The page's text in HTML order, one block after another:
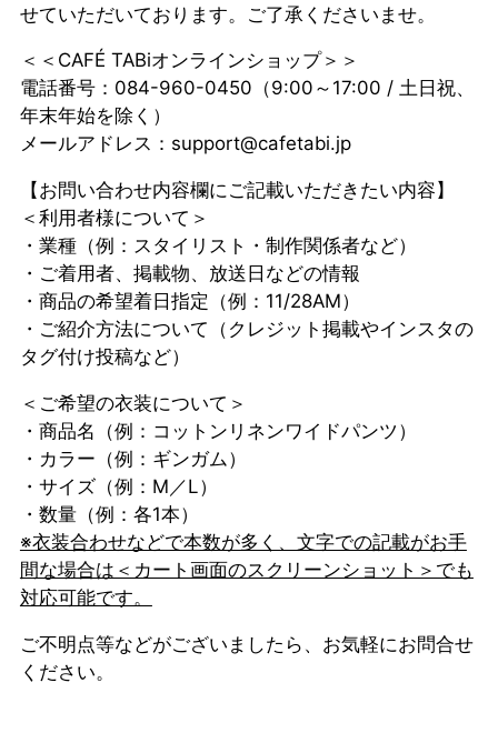
せていただいております。ご了承くださいませ。
＜＜CAFÉ TABiオンラインショップ＞＞
電話番号：084-960-0450（9:00～17:00 / 土日祝、
年末年始を除く）
メールアドレス：support@cafetabi.jp
【お問い合わせ内容欄にご記載いただきたい内容】
＜利用者様について＞
・業種（例：スタイリスト・制作関係者など）
・ご着用者、掲載物、放送日などの情報
・商品の希望着日指定（例：11/28AM）
・ご紹介方法について（クレジット掲載やインスタの
タグ付け投稿など）
＜ご希望の衣装について＞
・商品名（例：コットンリネンワイドパンツ）
・カラー（例：ギンガム）
・サイズ（例：M／L）
・数量（例：各1本）
※衣装合わせなどで本数が多く、文字での記載がお手
間な場合は＜カート画面のスクリーンショット＞でも
対応可能です。
ご不明点等などがございましたら、お気軽にお問合せ
ください。